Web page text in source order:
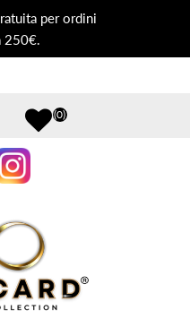
per ordini
250€.
(0)